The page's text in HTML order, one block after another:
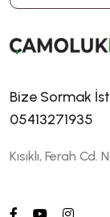
Bize Sormak
05413271935
Kısıklı, Ferah